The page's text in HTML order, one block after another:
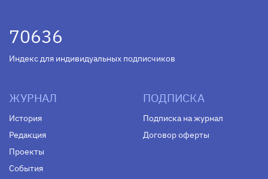
70636
Индекс для индивидуальных подписчиков
ЖУРНАЛ
История
Редакция
Проекты
События
ПОДПИСКА
Подписка на журнал
Договор оферты